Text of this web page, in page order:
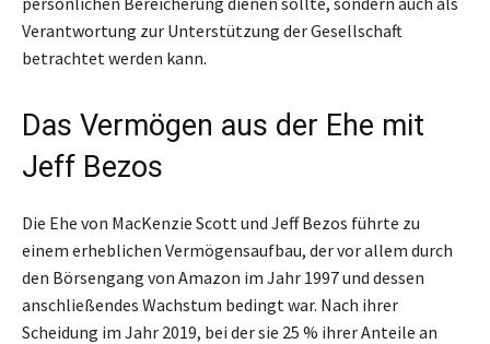
Verantwortung zur Unterstützung der Gesellschaft
betrachtet werden kann.
Das Vermögen aus der Ehe mit
Jeff Bezos
Die Ehe von MacKenzie Scott und Jeff Bezos führte zu
einem erheblichen Vermögensaufbau, der vor allem durch
den Börsengang von Amazon im Jahr 1997 und dessen
anschließendes Wachstum bedingt war. Nach ihrer
Scheidung im Jahr 2019, bei der sie 25 % ihrer Anteile an